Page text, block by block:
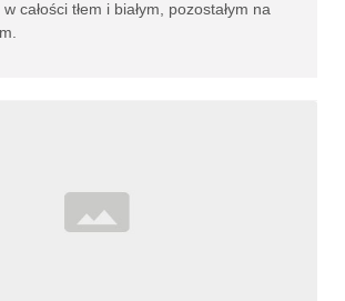
całości tłem i białym, pozostałym na